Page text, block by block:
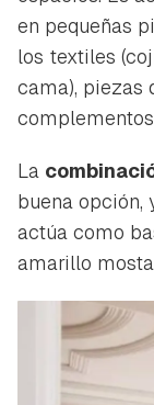
en pequeñas
los textiles
cama), piezas
complementos
La
buena opción,
actúa como
amarillo